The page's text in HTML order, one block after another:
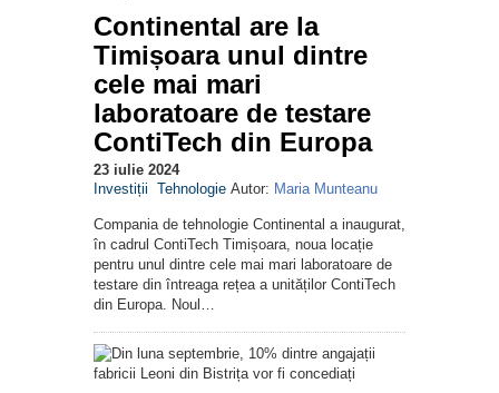
Continental are la
Timișoara unul dintre
cele mai mari
laboratoare de testare
ContiTech din Europa
23 iulie 2024
Investiții Tehnologie Autor: Maria Munteanu
Compania de tehnologie Continental a inaugurat,
în cadrul ContiTech Timișoara, noua locație
pentru unul dintre cele mai mari laboratoare de
testare din întreaga rețea a unităților ContiTech
din Europa. Noul…